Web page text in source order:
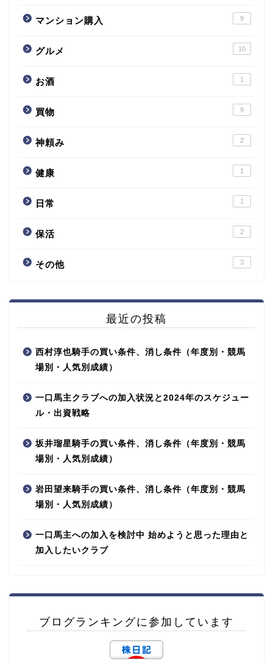
マンション購入 9
グルメ 10
お酒 1
買物 9
神頼み 2
健康 1
日常 1
保活 2
その他 3
最近の投稿
西村淳也騎手の買い条件、消し条件（年度別・競馬
場別・人気別成績）
一口馬主クラブへの加入状況と2024年のスケジュー
ル・出資戦略
坂井瑠星騎手の買い条件、消し条件（年度別・競馬
場別・人気別成績）
岩田望来騎手の買い条件、消し条件（年度別・競馬
場別・人気別成績）
一口馬主への加入を検討中 始めようと思った理由と
加入したいクラブ
ブログランキングに参加しています